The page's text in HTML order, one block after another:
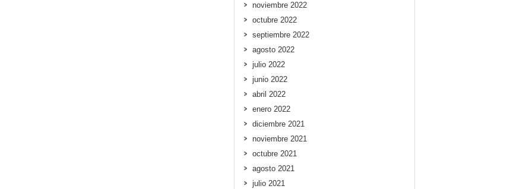
noviembre 2022
octubre 2022
septiembre 2022
agosto 2022
julio 2022
junio 2022
abril 2022
enero 2022
diciembre 2021
noviembre 2021
octubre 2021
agosto 2021
julio 2021